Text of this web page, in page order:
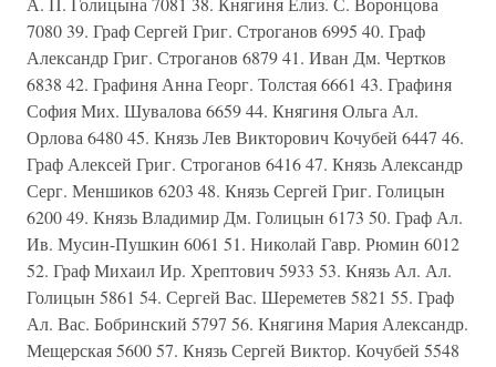
7080 39. Граф Сергей Григ. Строганов 6995 40. Граф
Александр Григ. Строганов 6879 41. Иван Дм. Чертков
6838 42. Графиня Анна Георг. Толстая 6661 43. Графиня
София Мих. Шувалова 6659 44. Княгиня Ольга Ал.
Орлова 6480 45. Князь Лев Викторович Кочубей 6447 46.
Граф Алексей Григ. Строганов 6416 47. Князь Александр
Серг. Меншиков 6203 48. Князь Сергей Григ. Голицын
6200 49. Князь Владимир Дм. Голицын 6173 50. Граф Ал.
Ив. Мусин-Пушкин 6061 51. Николай Гавр. Рюмин 6012
52. Граф Михаил Ир. Хрептович 5933 53. Князь Ал. Ал.
Голицын 5861 54. Сергей Вас. Шереметев 5821 55. Граф
Ал. Вас. Бобринский 5797 56. Княгиня Мария Александр.
Мещерская 5600 57. Князь Сергей Виктор. Кочубей 5548